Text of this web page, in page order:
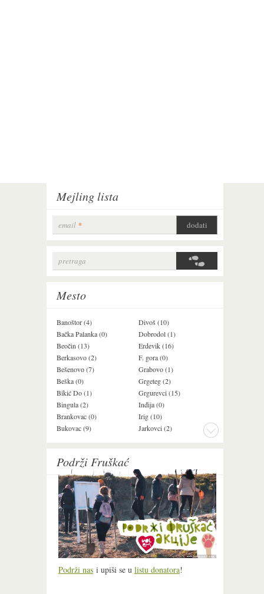
Mejling lista
email *
Search form
pretraga
Mesto
Banoštor (4)
Bačka Palanka (0)
Beočin (13)
Berkasovo (2)
Bešenovo (7)
Beška (0)
Bikić Do (1)
Bingula (2)
Brankovac (0)
Bukovac (9)
Divoš (10)
Dobrodol (1)
Erdevik (16)
F. gora (0)
Grabovo (1)
Grgeteg (2)
Grgurevci (15)
Inđija (0)
Irig (10)
Jarkovci (2)
Podrži Fruškać
Podrži nas i upiši se u listu donatora!